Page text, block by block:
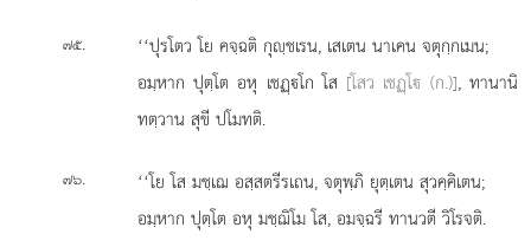
๗๕.
‘‘ปุรโตว โย คจฺฉติ กุฺชเรน, เสเตน นาเคน จตุกฺกเมน;
อมฺหาก ปุตฺโต อหุ เชฏฺโก โส [โสว เชฏฺโ (ก.)], ทานานิ
ทตฺวาน สุขี ปโมทติ.
๗๖. ‘‘โยโส มชฺเฌ อสฺสตรีรเถน, จตุพฺภิ ยุตฺเตน สุวคฺคิเตน;
อมฺหาก ปุตฺโต อหุ มชฺฌิโม โส, อมจฺฉรี ทานวตี วิโรจติ.